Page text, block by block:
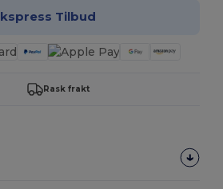
Tilbud
Rask frakt